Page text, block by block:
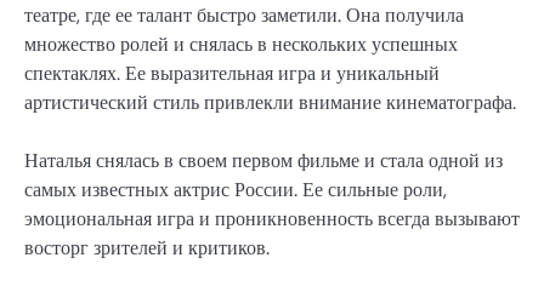
театре, где ее талант быстро заметили. Она получила
множество ролей и снялась в нескольких успешных
спектаклях. Ее выразительная игра и уникальный
артистический стиль привлекли внимание кинематографа.
Наталья снялась в своем первом фильме и стала одной из
самых известных актрис России. Ее сильные роли,
эмоциональная игра и проникновенность всегда вызывают
восторг зрителей и критиков.